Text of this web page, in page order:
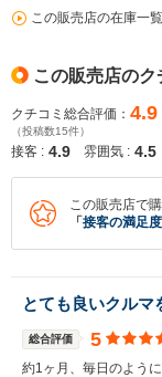
この販売店の在庫一覧
この販売店のク
クチコミ総合評価： 4.9
（投稿数15件）
接客 : 4.9 雰囲気 : 4.5
この販売店で
「 接客の満足度
とても良いクルマ
総合評価 5
約1ヶ月、毎日のよう
※次回問
※保